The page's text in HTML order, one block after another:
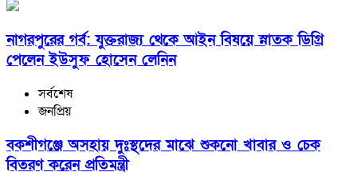
নাগরপুরের গর্ব: যুক্তরাজ্য থেকে আইন বিষয়ে স্নাতক ডিগ্রি
পেলেন ইউসুফ হোসেন লেনিন
সর্বশেষ
জনপ্রিয়
বকশীগঞ্জে অসহায় দুঃস্থদের মাঝে শুকনো খাবার ও চেক
বিতরণ করেন প্রতিমন্ত্রী